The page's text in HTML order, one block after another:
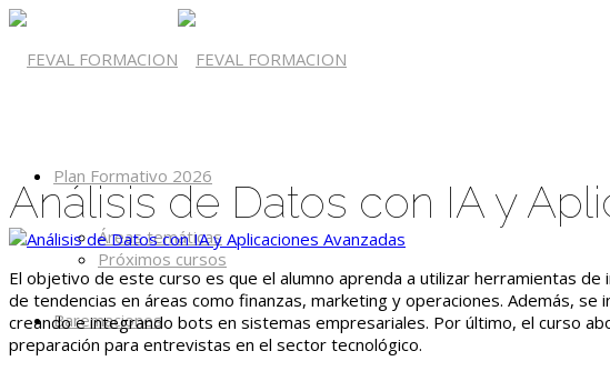
Plan Formativo 2026
Áreas temáticas
Próximos cursos
Baremaciones
Análisis de Datos con IA y
El objetivo de este curso es que el alumno aprenda a utilizar herramientas
de tendencias en áreas como finanzas, marketing y operaciones. Además,
creando e integrando bots en sistemas empresariales. Por último, el curso
preparación para entrevistas en el sector tecnológico.